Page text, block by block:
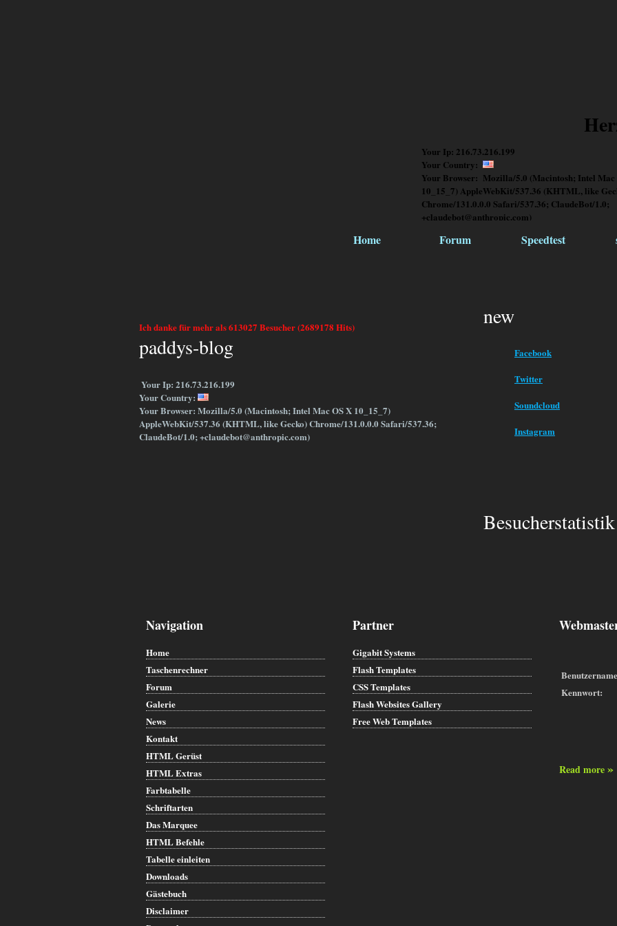
Your Ip: 216.73.216.199
Your Country:
Your Browser: Mozilla/5.0 (Macintosh; Intel Mac
10_15_7) AppleWebKit/537.36 (KHTML, like
Chrome/131.0.0.0 Safari/537.36; ClaudeBot/1.0;
+claudebot@anthropic.com)
Home Forum Speedtest
Ich danke für mehr als 613027 Besucher (2689178 Hits)
paddys-blog
Your Ip: 216.73.216.199
Your Country:
Your Browser: Mozilla/5.0 (Macintosh; Intel Mac OS X 10_15_7)
AppleWebKit/537.36 (KHTML, like Gecko) Chrome/131.0.0.0 Safari/537.36;
ClaudeBot/1.0; +claudebot@anthropic.com)
new
Facebook
Twitter
Soundcloud
Instagram
Besucherstatistik
Navigation
Home
Taschenrechner
Forum
Galerie
News
Kontakt
HTML Gerüst
HTML Extras
Farbtabelle
Schriftarten
Das Marquee
HTML Befehle
Tabelle einleiten
Downloads
Gästebuch
Disclaimer
Partner
Gigabit Systems
Flash Templates
CSS Templates
Flash Websites Gallery
Free Web Templates
Kennwort:
Read more»